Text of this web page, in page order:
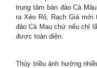
trung tâm bán đảo Cà
ra Xẻo Rô, Rạch Giá mới
đảo Cà Mau chứ nếu chỉ
được toàn diện.
Thủy triều ảnh hưởng